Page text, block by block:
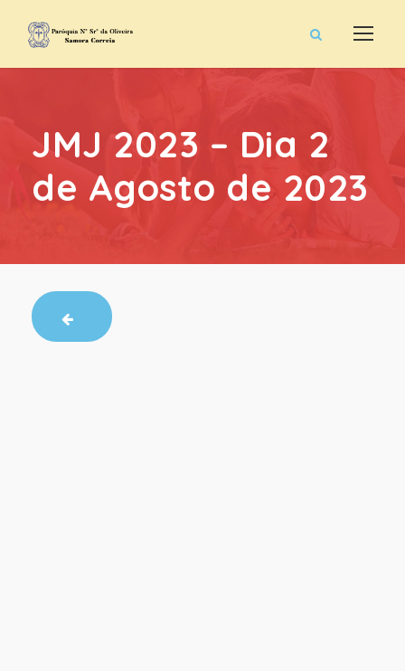
JMJ 2023 – Dia 2
de Agosto de 2023